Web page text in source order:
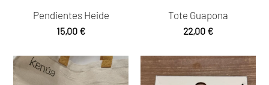
Pendientes Heide
15,00 €
Tote Guapona
22,00 €